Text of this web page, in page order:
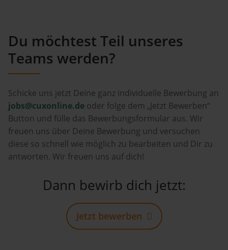
Du möchtest Teil unseres
Teams werden?
Schicke uns jetzt Deine ganz individuelle Bewerbung an
jobs@cuxonline.de oder folge dem „Jetzt Bewerben“
Button und fülle das Bewerbungsformular aus. Wir
freuen uns über Deine Bewerbung und versuchen
diese so schnell wie möglich zu bearbeiten und Dir zu
antworten. Wir freuen uns auf dich!
Dann bewirb dich jetzt:
Jetzt bewerben